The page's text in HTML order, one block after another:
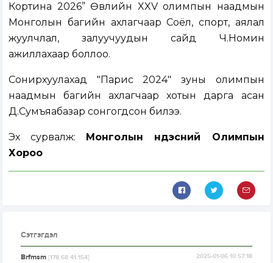
Кортина 2026” Өвлийн XXV олимпын наадмын
Монголын багийн ахлагчаар Соёл, спорт, аялал
жуулчлал, залуучуудын сайд Ч.Номин
ажиллахаар боллоо.
Сонирхуулахад "Парис 2024" зуны олимпын
наадмын багийн ахлагчаар хотын дарга асан
Д.Сумъяабазар сонгогдсон билээ.
Эх сурвалж:
Монголын Үндэсний Олимпын
Хороо
Сэтгэгдэл
Brfmsm[178.68.41.154] 2025-01-06 10:57:18